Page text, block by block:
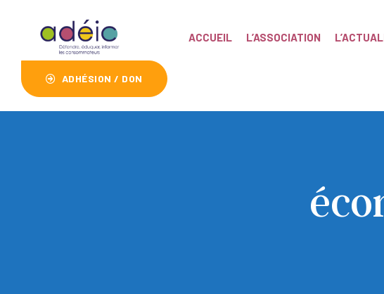
ACCUEIL L’ASSOCIATION
ADHÉSION / DON